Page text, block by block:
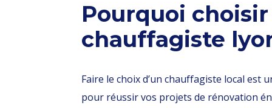
Pourquoi
chauffagiste
Faire le choix d’un chauffagiste local est
pour réussir vos projets de rénovation